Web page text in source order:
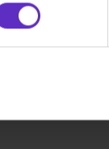
diese
Fall sowie